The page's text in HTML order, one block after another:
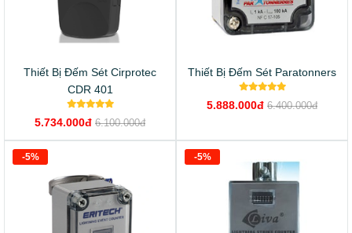
Thiết Bị Đếm Sét Cirprotec
CDR 401
5.734.000đ 6.100.000đ
Thiết Bị Đếm Sét Paratonners
5.888.000đ 6.400.000đ
-5% -5%